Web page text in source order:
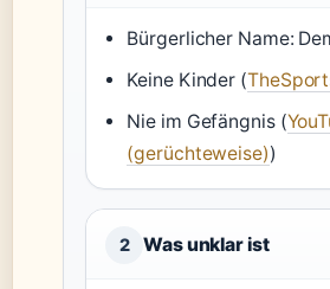
Bürgerlicher Name:
Keine Kinder (
Nie im Gefängnis (
(gerüchteweise))
2 Was unklar ist